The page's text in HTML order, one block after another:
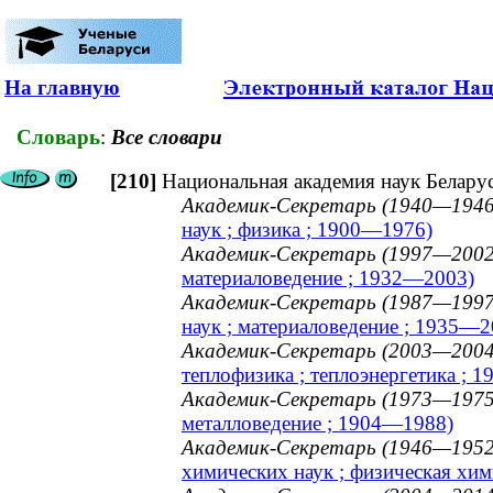
На главную
Словарь: Все словари
[210] Национальная академия наук
Академик-Секретарь
наук ; физика ; 1900—1976)
Академик-Секретарь
материаловедение ; 1932—2003)
Академик-Секретарь
наук ; материаловедение ;
Академик-Секретарь
теплофизика ; теплоэнергетика ;
Академик-Секретарь
металловедение ; 1904—1988)
Академик-Секретарь
химических наук ; физическая